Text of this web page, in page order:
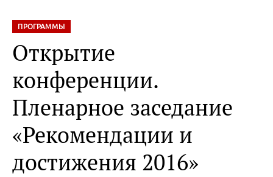
ПРОГРАММЫ
Открытие
конференции.
Пленарное заседание
«Рекомендации и
достижения 2016»